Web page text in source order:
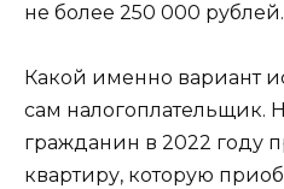
не более 250 000 рублей.
Какой именно вариант
сам налогоплательщик.
гражданин в 2022 году
квартиру, которую